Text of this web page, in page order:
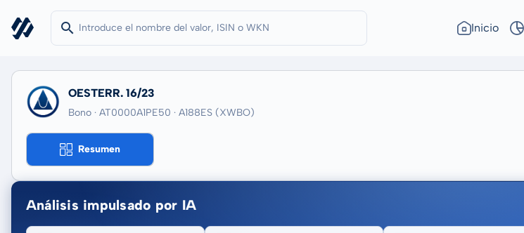
Inicio
OESTERR. 16/23
Bono · AT0000A1PE50 · A188ES (XWBO)
Resumen
Análisis impulsado por IA